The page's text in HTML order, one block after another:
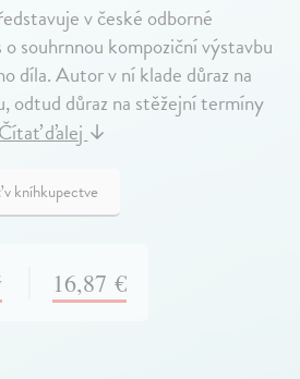
v české odborné
souhrnnou kompoziční výstavbu
díla. Autor v ní klade důraz na
odtud důraz na stěžejní termíny
Čítať ďalej ↓
v kníhkupectve
16,87 €